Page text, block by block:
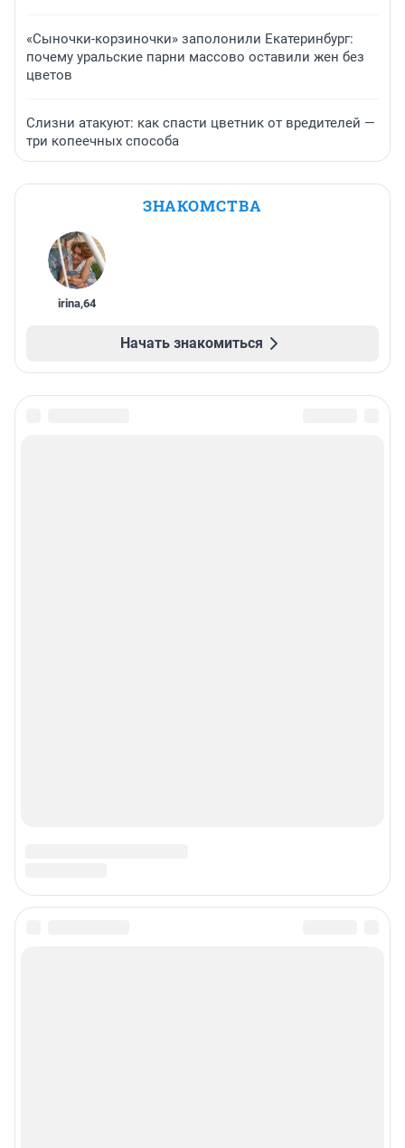
«Сыночки-корзиночки» заполонили Екатеринбург:
почему уральские парни массово оставили жен без
цветов
Слизни атакуют: как спасти цветник от вредителей —
три копеечных способа
ЗНАКОМСТВА
irina,64
Начать знакомиться